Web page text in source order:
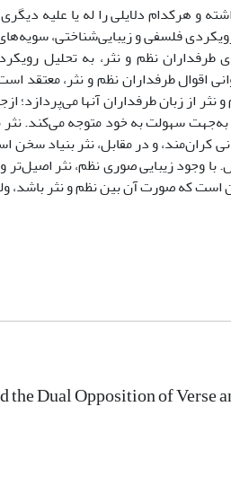
و هرکدام دلایلی را له یا علیه دیگری
رویکردی فلسفی و زیبایی‌شناختی،
نظم و نثر، به تحلیل
اقوال طرفداران نظم و نثر، معتقد
نثر از زبان طرفداران آنها
سهولت به خود متوجه می‌کند. نثر
کران‌مند، و در مقابل، نثر بنیاد
با وجود زیبایی صوری نظم، نثر
که صورت آن بین نظم و نثر باشد،
the Dual Opposition of